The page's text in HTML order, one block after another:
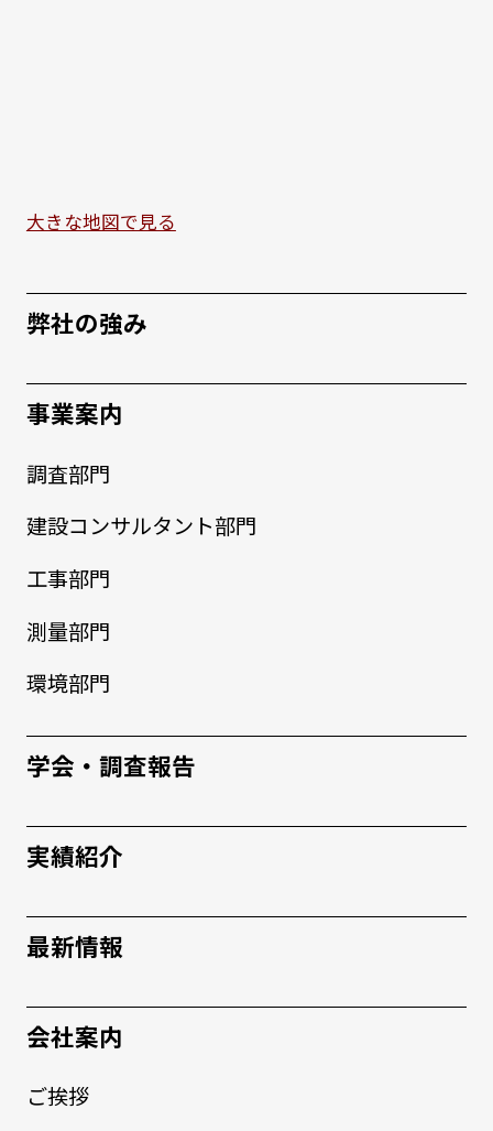
大きな地図で見る
弊社の強み
事業案内
調査部門
建設コンサルタント部門
工事部門
測量部門
環境部門
学会・調査報告
実績紹介
最新情報
会社案内
ご挨拶